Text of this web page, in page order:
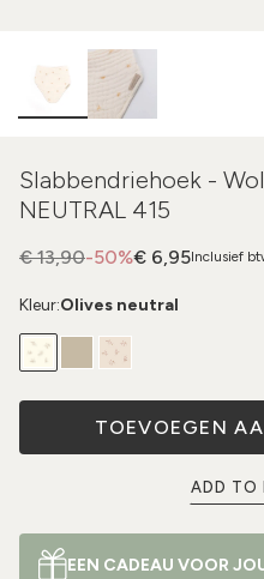
Slabbendriehoek -
NEUTRAL 415
Inclusief
-50%
€ 13,90 € 6,95
Kleur:Olives neutral
TOEVOEGEN
ADD TO
EEN CADEAU VOOR